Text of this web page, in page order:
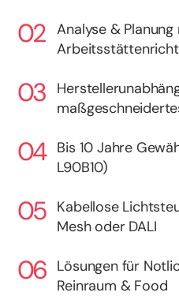
Analyse & Planung
Bis 10 Jahre
L90B10)
Kabellose
Mesh oder DALI
Lösungen für
Reinraum & Food